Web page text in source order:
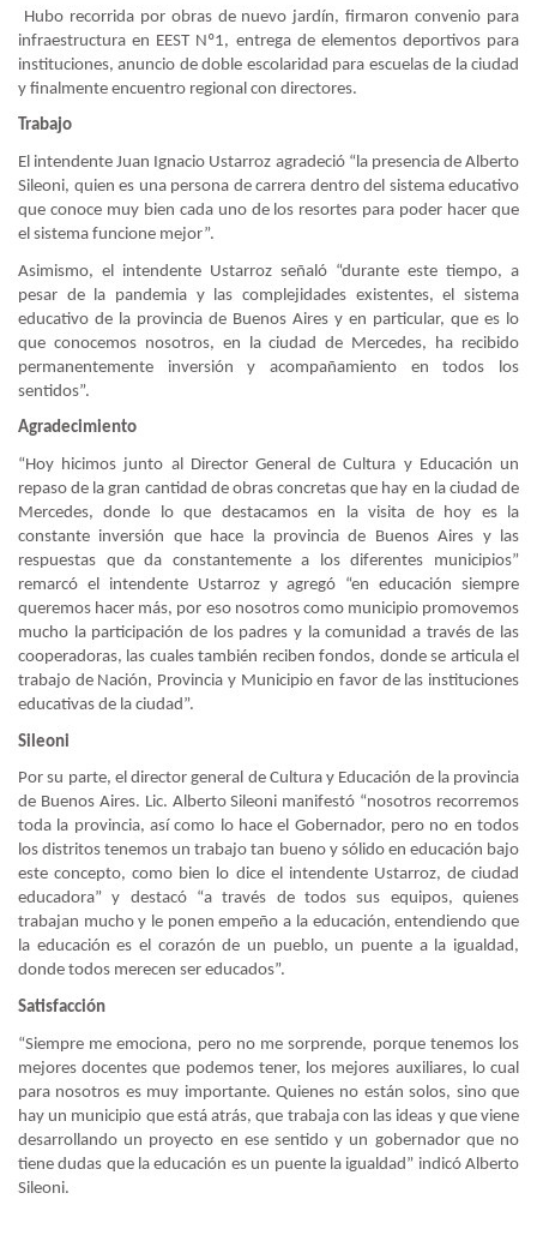
Hubo recorrida por obras de nuevo jardín, firmaron convenio para
infraestructura en EEST Nº1, entrega de elementos deportivos para
instituciones, anuncio de doble escolaridad para escuelas de la ciudad
y finalmente encuentro regional con directores.
Trabajo
El intendente Juan Ignacio Ustarroz agradeció “la presencia de Alberto
Sileoni, quien es una persona de carrera dentro del sistema educativo
que conoce muy bien cada uno de los resortes para poder hacer que
el sistema funcione mejor”.
Asimismo, el intendente Ustarroz señaló “durante este tiempo, a
pesar de la pandemia y las complejidades existentes, el sistema
educativo de la provincia de Buenos Aires y en particular, que es lo
que conocemos nosotros, en la ciudad de Mercedes, ha recibido
permanentemente inversión y acompañamiento en todos los
sentidos”.
Agradecimiento
“Hoy hicimos junto al Director General de Cultura y Educación un
repaso de la gran cantidad de obras concretas que hay en la ciudad de
Mercedes, donde lo que destacamos en la visita de hoy es la
constante inversión que hace la provincia de Buenos Aires y las
respuestas que da constantemente a los diferentes municipios”
remarcó el intendente Ustarroz y agregó “en educación siempre
queremos hacer más, por eso nosotros como municipio promovemos
mucho la participación de los padres y la comunidad a través de las
cooperadoras, las cuales también reciben fondos, donde se articula el
trabajo de Nación, Provincia y Municipio en favor de las instituciones
educativas de la ciudad”.
Sileoni
Por su parte, el director general de Cultura y Educación de la provincia
de Buenos Aires. Lic. Alberto Sileoni manifestó “nosotros recorremos
toda la provincia, así como lo hace el Gobernador, pero no en todos
los distritos tenemos un trabajo tan bueno y sólido en educación bajo
este concepto, como bien lo dice el intendente Ustarroz, de ciudad
educadora” y destacó “a través de todos sus equipos, quienes
trabajan mucho y le ponen empeño a la educación, entendiendo que
la educación es el corazón de un pueblo, un puente a la igualdad,
donde todos merecen ser educados”.
Satisfacción
“Siempre me emociona, pero no me sorprende, porque tenemos los
mejores docentes que podemos tener, los mejores auxiliares, lo cual
para nosotros es muy importante. Quienes no están solos, sino que
hay un municipio que está atrás, que trabaja con las ideas y que viene
desarrollando un proyecto en ese sentido y un gobernador que no
tiene dudas que la educación es un puente la igualdad” indicó Alberto
Sileoni.